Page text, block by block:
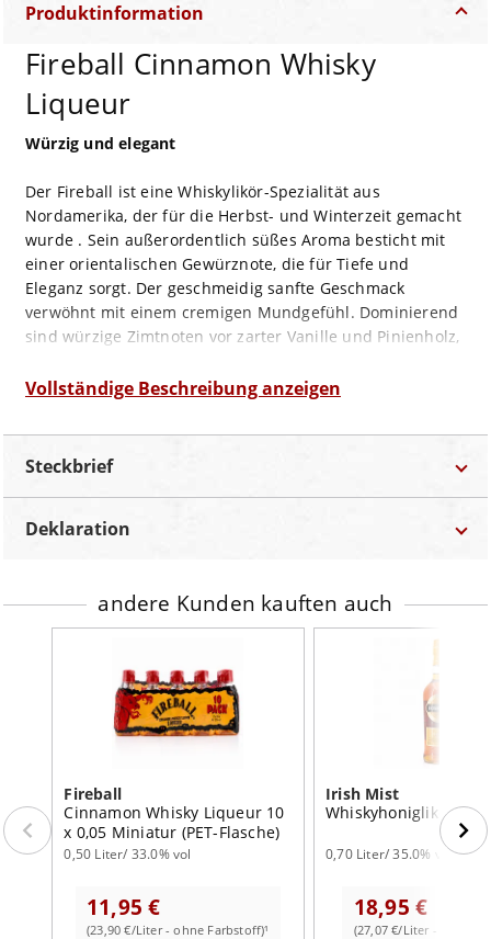
Produktinformation
Fireball Cinnamon Whisky
Liqueur
Würzig und elegant
Der Fireball ist eine Whiskylikör-Spezialität aus
Nordamerika, der für die Herbst- und Winterzeit gemacht
wurde . Sein außerordentlich süßes Aroma besticht mit
einer orientalischen Gewürznote, die für Tiefe und
Eleganz sorgt. Der geschmeidig sanfte Geschmack
verwöhnt mit einem cremigen Mundgefühl. Dominierend
sind würzige Zimtnoten vor zarter Vanille und Pinienholz,
Abgang ist von kräftigem Zimt geprägt.
Geruch:süß, aromatische Gewürznote, tief und elegant
Geschmack:
Vollständige Beschreibung anzeigen
Steckbrief
Bestellnummer
CW-F1101
Kategorie
Likör
0,70 Liter
33.0% vol
Deklaration
Lebensmittel-Unternehmer: Team Spirit Internationale
Markengetränke GmbH; Hubert Underberg Allee 1; 47493
Kanada
0,70 Liter
33.0% vol
andere Kunden kauften auch
Fireball
Cinnamon Whisky Liqueur 10
x 0,05 Miniatur (PET-Flasche)
0,50 Liter/ 33.0% vol
11,95 €
(23,90 €/Liter - ohne Farbstoff)¹
Irish Mist
Whiskyhoniglikör
0,70 Liter/ 35.0% vol
18,95 €
(27,07 €/Liter - mit